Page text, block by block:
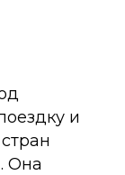
и
Она